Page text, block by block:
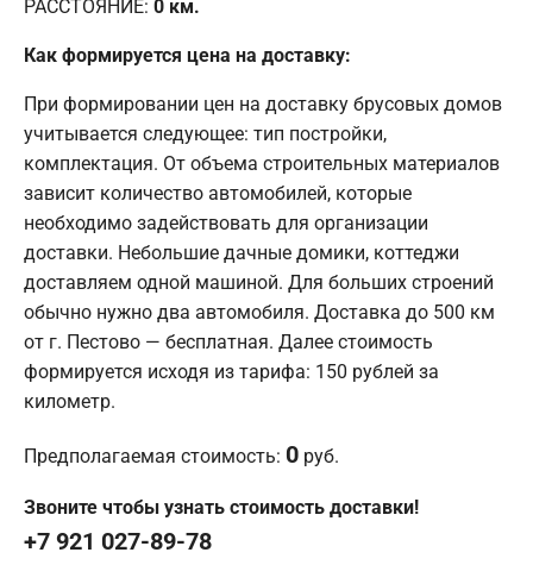
РАССТОЯНИЕ: 0 км.
Как формируется цена на доставку:
При формировании цен на доставку брусовых домов
учитывается следующее: тип постройки,
комплектация. От объема строительных материалов
зависит количество автомобилей, которые
необходимо задействовать для организации
доставки. Небольшие дачные домики, коттеджи
доставляем одной машиной. Для больших строений
обычно нужно два автомобиля. Доставка до 500 км
от г. Пестово — бесплатная. Далее стоимость
формируется исходя из тарифа: 150 рублей за
километр.
Предполагаемая стоимость: 0 руб.
Звоните чтобы узнать стоимость доставки!
+7 921 027-89-78